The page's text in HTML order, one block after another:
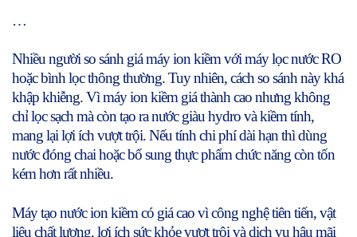
…
Nhiều người so sánh giá máy ion kiềm với máy lọc nước RO
hoặc bình lọc thông thường. Tuy nhiên, cách so sánh này khá
khập khiễng. Vì máy ion kiềm giá thành cao nhưng không
chỉ lọc sạch mà còn tạo ra nước giàu hydro và kiềm tính,
mang lại lợi ích vượt trội. Nếu tính chi phí dài hạn thì dùng
nước đóng chai hoặc bổ sung thực phẩm chức năng còn tốn
kém hơn rất nhiều.
Máy tạo nước ion kiềm có giá cao vì công nghệ tiên tiến, vật
liệu chất lượng, lợi ích sức khỏe vượt trội và dịch vụ hậu mãi